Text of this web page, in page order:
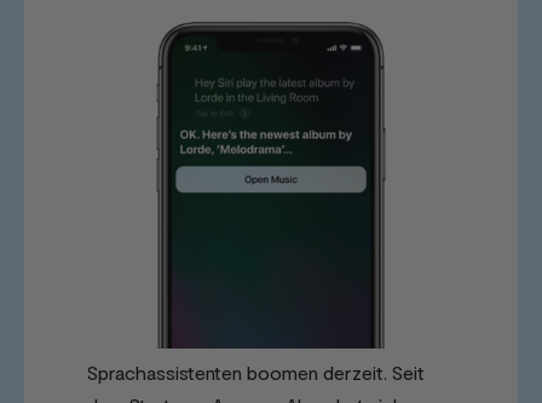
Sprachassistenten boomen derzeit. Seit